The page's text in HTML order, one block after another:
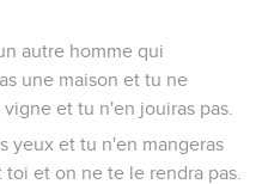
autre homme qui
une maison et tu ne
et tu n'en jouiras pas.
yeux et tu n'en mangeras
et on ne te le rendra pas.